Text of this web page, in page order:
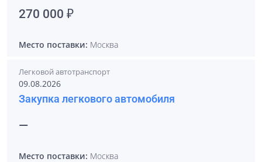
270 000 ₽
Место поставки: Москва
Легковой автотранспорт
09.08.2026
Закупка легкового автомобиля
—
Место поставки: Москва